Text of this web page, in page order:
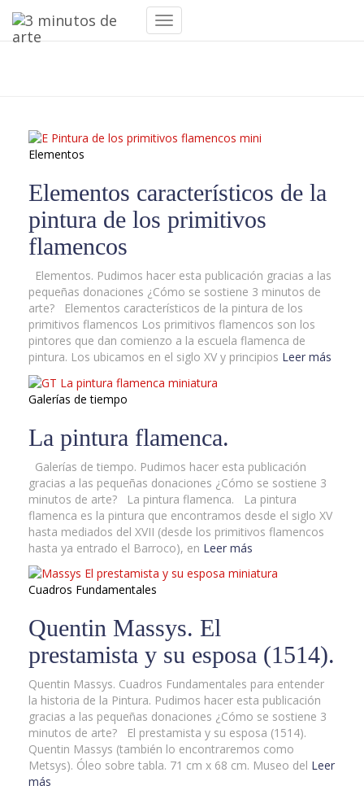
Cambiar
Elementos
Elementos característicos de la
pintura de los primitivos
flamencos
Elementos. Pudimos hacer esta publicación gracias a las
pequeñas donaciones ¿Cómo se sostiene 3 minutos de
arte? Elementos característicos de la pintura de los
primitivos flamencos Los primitivos flamencos son los
pintores que dan comienzo a la escuela flamenca de
pintura. Los ubicamos en el siglo XV y principios Leer más
Galerías de tiempo
La pintura flamenca.
Galerías de tiempo. Pudimos hacer esta publicación
gracias a las pequeñas donaciones ¿Cómo se sostiene 3
minutos de arte? La pintura flamenca. La pintura
flamenca es la pintura que encontramos desde el siglo XV
hasta mediados del XVII (desde los primitivos flamencos
hasta ya entrado el Barroco), en Leer más
Cuadros Fundamentales
Quentin Massys. El
prestamista y su esposa (1514).
Quentin Massys. Cuadros Fundamentales para entender
la historia de la Pintura. Pudimos hacer esta publicación
gracias a las pequeñas donaciones ¿Cómo se sostiene 3
minutos de arte? El prestamista y su esposa (1514).
Quentin Massys (también lo encontraremos como
Metsys). Óleo sobre tabla. 71 cm x 68 cm. Museo del Leer
más